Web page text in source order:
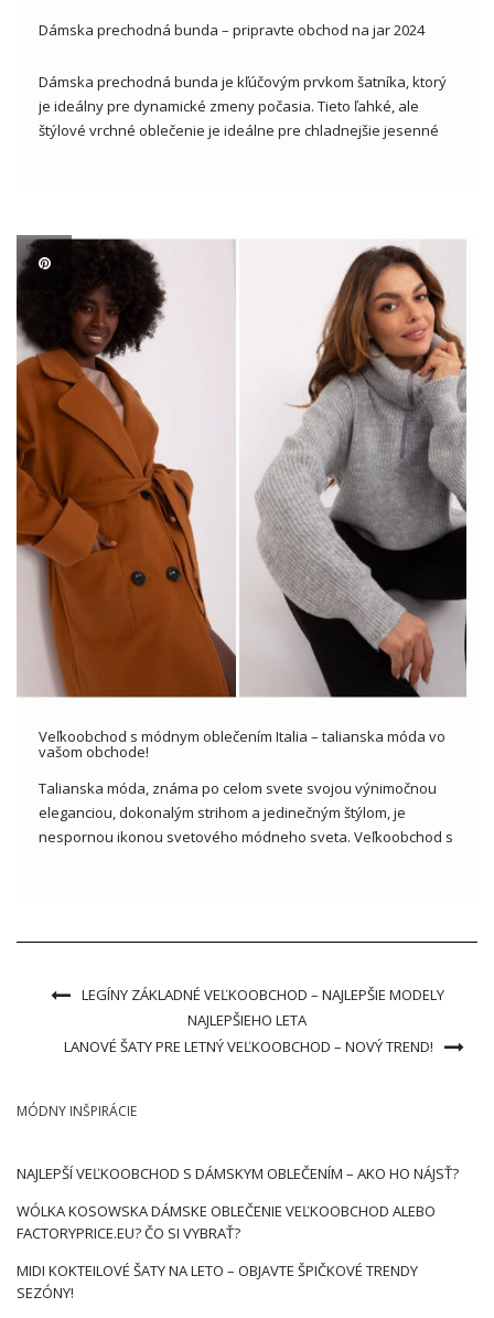
Dámska prechodná bunda – pripravte obchod na jar 2024
Dámska prechodná bunda je kľúčovým prvkom šatníka, ktorý
je ideálny pre dynamické zmeny počasia. Tieto ľahké, ale
štýlové vrchné oblečenie je ideálne pre chladnejšie jesenné
Veľkoobchod s módnym oblečením Italia – talianska móda vo
vašom obchode!
Talianska móda, známa po celom svete svojou výnimočnou
eleganciou, dokonalým strihom a jedinečným štýlom, je
nespornou ikonou svetového módneho sveta. Veľkoobchod s
LEGÍNY ZÁKLADNÉ VEĽKOOBCHOD – NAJLEPŠIE MODELY
NAJLEPŠIEHO LETA
LANOVÉ ŠATY PRE LETNÝ VEĽKOOBCHOD – NOVÝ TREND!
MÓDNY INŠPIRÁCIE
NAJLEPŠÍ VEĽKOOBCHOD S DÁMSKYM OBLEČENÍM – AKO HO NÁJSŤ?
WÓLKA KOSOWSKA DÁMSKE OBLEČENIE VEĽKOOBCHOD ALEBO
FACTORYPRICE.EU? ČO SI VYBRAŤ?
MIDI KOKTEILOVÉ ŠATY NA LETO – OBJAVTE ŠPIČKOVÉ TRENDY
SEZÓNY!